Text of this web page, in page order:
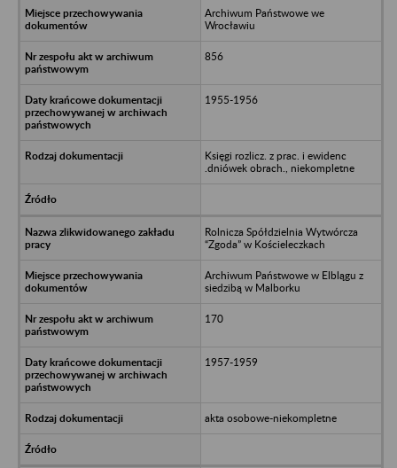
Archiwum Państwowe we
Wrocławiu
856
1955-1956
Księgi rozlicz. z prac. i ewidenc
.dniówek obrach., niekompletne
Rolnicza Spółdzielnia Wytwórcza
“Zgoda” w Kościeleczkach
Archiwum Państwowe w Elblągu z
siedzibą w Malborku
170
1957-1959
akta osobowe-niekompletne